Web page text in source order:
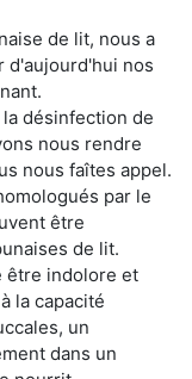
de lit, nous a
d'aujourd'hui nos
désinfection de
nous rendre
nous faîtes appel.
par le
être
de lit.
être indolore et
la capacité
un
dans un